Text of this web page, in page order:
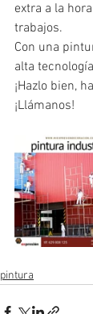
extra a la
trabajos.
Con una
alta
¡Hazlo bien,
¡Llámanos!
pintura